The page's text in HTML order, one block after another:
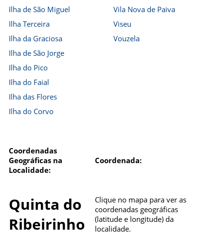
Ilha de São Miguel
Ilha Terceira
Ilha da Graciosa
Ilha de São Jorge
Ilha do Pico
Ilha do Faial
Ilha das Flores
Ilha do Corvo
Vila Nova de Paiva
Viseu
Vouzela
Coordenadas
Geográficas na
Localidade:
Coordenada:
Quinta do
Ribeirinho
Clique no mapa para ver as
coordenadas geográficas
(latitude e longitude) da
localidade.